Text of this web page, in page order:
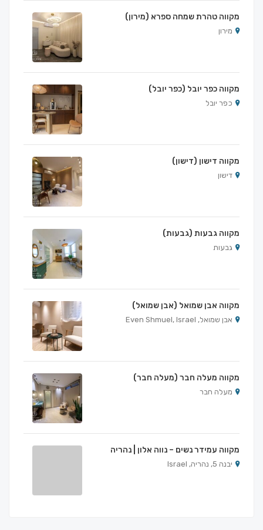
מקווה טהרת שמחה ספרא (מירון)
מירון
מקווה כפר יובל (כפר יובל)
כפר יובל
מקווה דישון (דישון)
דישון
מקווה גבעות (גבעות)
גבעות
מקווה אבן שמואל (אבן שמואל)
אבן שמואל, Even Shmuel, Israel
מקווה מעלה חבר (מעלה חבר)
מעלה חבר
מקווה עמידר נשים – נווה אלון | נהריה
יבנה 5, נהריה, Israel